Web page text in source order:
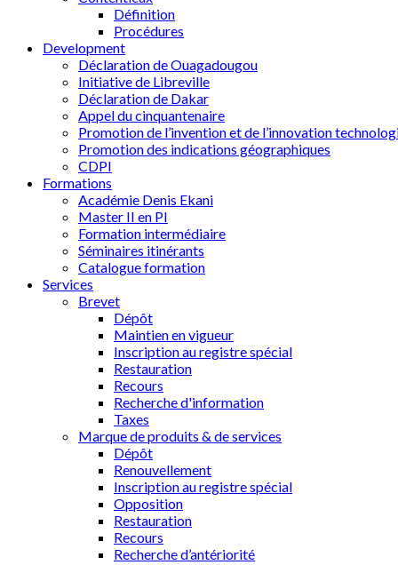
Définition
Procédures
Development
Déclaration de Ouagadougou
Initiative de Libreville
Déclaration de Dakar
Appel du cinquantenaire
Promotion de l’invention et de l’innovation
Promotion des indications géographiques
CDPI
Formations
Académie Denis Ekani
Master II en PI
Formation intermédiaire
Séminaires itinérants
Catalogue formation
Services
Brevet
Dépôt
Maintien en vigueur
Inscription au registre spécial
Restauration
Recours
Recherche d'information
Taxes
Marque de produits & de services
Dépôt
Renouvellement
Inscription au registre spécial
Opposition
Restauration
Recours
Recherche d’antériorité